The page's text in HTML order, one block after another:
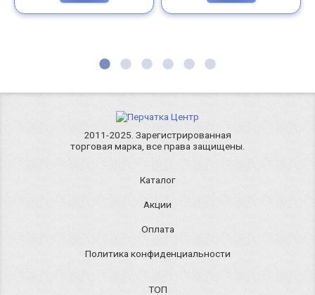
2011-2025. Зарегистрированная
торговая марка, все права защищены.
Каталог
Акции
Оплата
Политика конфиденциальности
ТОП